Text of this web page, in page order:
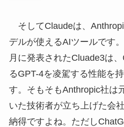
そしてClaudeは、
デルが使えるAIツールです
月に発表されたCluade3は
るGPT-4を凌駕する性能を
す。そもそもAnthropic社は
いた技術者が立ち上げた会
納得ですよね。ただし